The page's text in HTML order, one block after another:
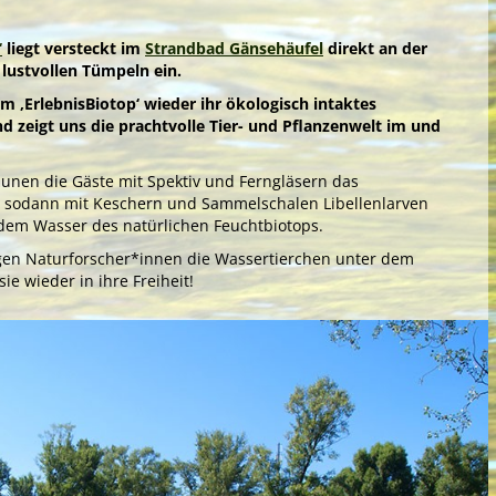
English Adventure Camp
Welcome … im Grünen!
Green Holidays
Green Holidays
die Prinzipien eines wissenschaftlichen
von Forschungsfragen über das Aufstellen von
Durchführen der Experimente. Das ‚KidsLab‘
der Pädagogischen Hochschule Wien‘.
liegt versteckt im Strandbad Gänsehäufeldirekt an der
Tümpeln ein.
‚ErlebnisBiotop‘ wieder ihr ökologisch intaktes
zeigt uns die prachtvolle Tier- und Pflanzenwelt im und
die Gäste mit Spektiv und Ferngläsern das
mit Keschern und Sammelschalen Libellenlarven
Wasser des natürlichen Feuchtbiotops.
Naturforscher*innen die Wassertierchen unter dem
wieder in ihre Freiheit!